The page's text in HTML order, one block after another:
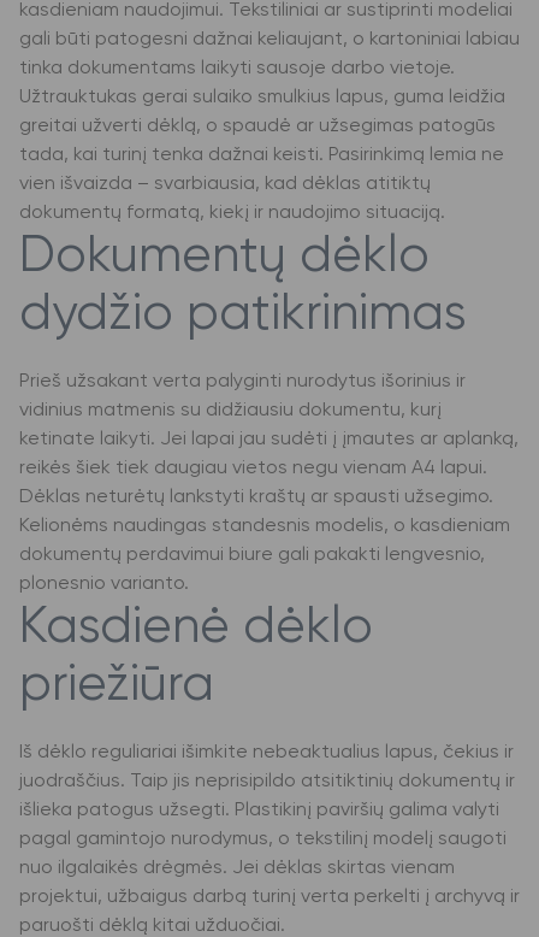
kasdieniam naudojimui. Tekstiliniai ar sustiprinti modeliai
gali būti patogesni dažnai keliaujant, o kartoniniai labiau
tinka dokumentams laikyti sausoje darbo vietoje.
Užtrauktukas gerai sulaiko smulkius lapus, guma leidžia
greitai užverti dėklą, o spaudė ar užsegimas patogūs
tada, kai turinį tenka dažnai keisti. Pasirinkimą lemia ne
vien išvaizda – svarbiausia, kad dėklas atitiktų
dokumentų formatą, kiekį ir naudojimo situaciją.
Dokumentų dėklo
dydžio patikrinimas
Prieš užsakant verta palyginti nurodytus išorinius ir
vidinius matmenis su didžiausiu dokumentu, kurį
ketinate laikyti. Jei lapai jau sudėti į įmautes ar aplanką,
reikės šiek tiek daugiau vietos negu vienam A4 lapui.
Dėklas neturėtų lankstyti kraštų ar spausti užsegimo.
Kelionėms naudingas standesnis modelis, o kasdieniam
dokumentų perdavimui biure gali pakakti lengvesnio,
plonesnio varianto.
Kasdienė dėklo
priežiūra
Iš dėklo reguliariai išimkite nebeaktualius lapus, čekius ir
juodraščius. Taip jis neprisipildo atsitiktinių dokumentų ir
išlieka patogus užsegti. Plastikinį paviršių galima valyti
pagal gamintojo nurodymus, o tekstilinį modelį saugoti
nuo ilgalaikės drėgmės. Jei dėklas skirtas vienam
projektui, užbaigus darbą turinį verta perkelti į archyvą ir
paruošti dėklą kitai užduočiai.